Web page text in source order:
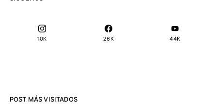
10K 26K 44K
POST MÁS VISITADOS